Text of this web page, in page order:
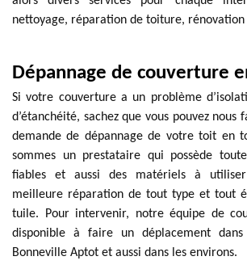
nettoyage, réparation de toiture,
Dépannage de couverture
Si votre couverture a un problème
d’étanchéité, sachez que vous pouvez nous
demande de dépannage de votre toit en
sommes un prestataire qui possède
fiables et aussi des matériels à
meilleure réparation de tout type et tout
tuile. Pour intervenir, notre équipe de
disponible à faire un déplacement
Bonneville Aptot et aussi dans les environs.